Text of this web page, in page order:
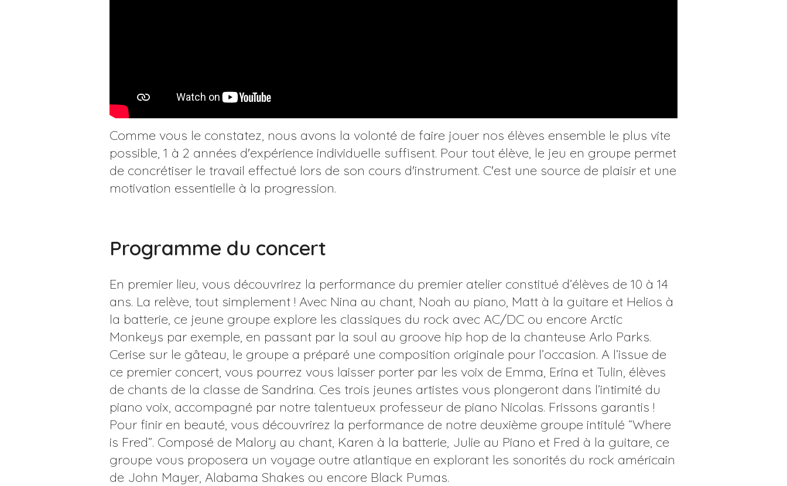
Comme vous le constatez, nous avons la volonté de faire jouer nos élèves ensemble le plus vite
possible, 1 à 2 années d'expérience individuelle suffisent. Pour tout élève, le jeu en groupe permet
de concrétiser le travail effectué lors de son cours d'instrument. C'est une source de plaisir et une
motivation essentielle à la progression.
Programme du concert
En premier lieu, vous découvrirez la performance du premier atelier constitué d’élèves de 10 à 14
ans. La relève, tout simplement ! Avec Nina au chant, Noah au piano, Matt à la guitare et Helios à
la batterie, ce jeune groupe explore les classiques du rock avec AC/DC ou encore Arctic
Monkeys par exemple, en passant par la soul au groove hip hop de la chanteuse Arlo Parks.
Cerise sur le gâteau, le groupe a préparé une composition originale pour l’occasion. A l’issue de
ce premier concert, vous pourrez vous laisser porter par les voix de Emma, Erina et Tulin, élèves
de chants de la classe de Sandrina. Ces trois jeunes artistes vous plongeront dans l’intimité du
piano voix, accompagné par notre talentueux professeur de piano Nicolas. Frissons garantis !
Pour finir en beauté, vous découvrirez la performance de notre deuxième groupe intitulé “Where
is Fred”. Composé de Malory au chant, Karen à la batterie, Julie au Piano et Fred à la guitare, ce
groupe vous proposera un voyage outre atlantique en explorant les sonorités du rock américain
de John Mayer, Alabama Shakes ou encore Black Pumas.